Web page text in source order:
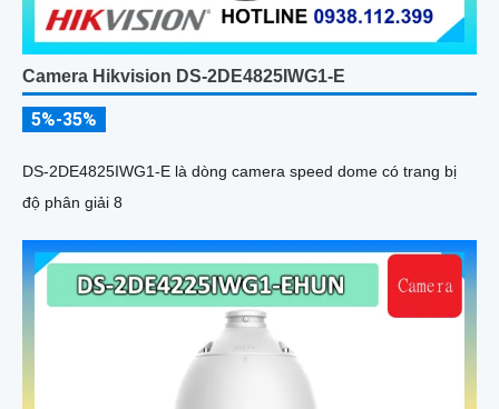
Camera Hikvision DS-2DE4825IWG1-E
5%-35%
DS-2DE4825IWG1-E là dòng camera speed dome có trang bị
độ phân giải 8